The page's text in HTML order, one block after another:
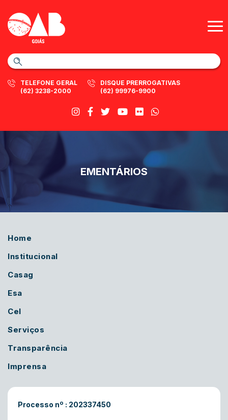
TELEFONE GERAL
(62) 3238-2000
DISQUE PRERROGATIVAS
(62) 99976-9900
EMENTÁRIOS
Home
Institucional
Casag
Esa
Cel
Serviços
Transparência
Imprensa
Processo nº : 202337450